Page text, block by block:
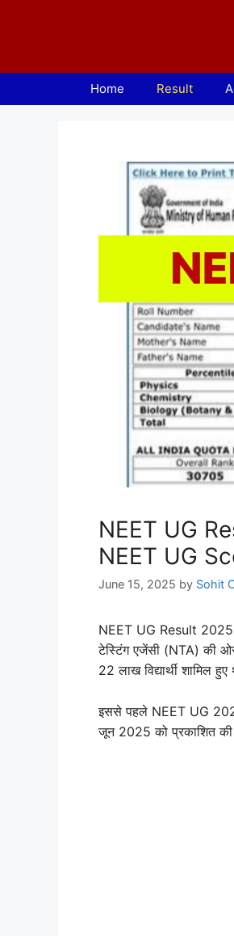
Home Result
NEET UG
NEET UG
June 15, 2025 by Sohit
NEET UG Result
टेस्टिंग एजेंसी (NTA) की
22 लाख विद्यार्थी शामिल
इससे पहले NEET UG
जून 2025 को प्रकाशित की